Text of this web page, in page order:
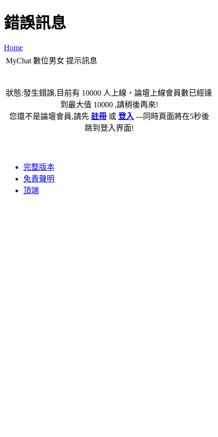
錯誤訊息
Home
MyChat 數位男女 提示訊息
狀態:發生錯誤,目前有 10000 人上線，論壇上線會員數已經達
到最大值 10000 ,請稍後再來!
您還不是論壇會員,請先 註冊或 登入 ---同時頁面將在5秒後
跳到登入界面!
完整版本
免責聲明
頂端